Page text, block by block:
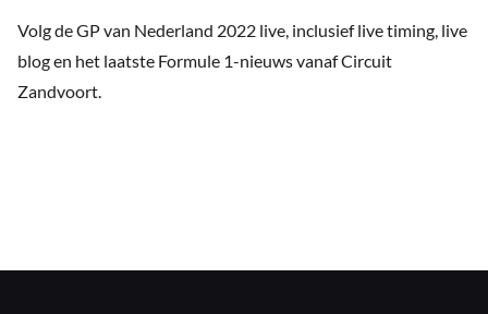
Volg de GP van Nederland 2022 live, inclusief live timing, live
blog en het laatste Formule 1-nieuws vanaf Circuit
Zandvoort.